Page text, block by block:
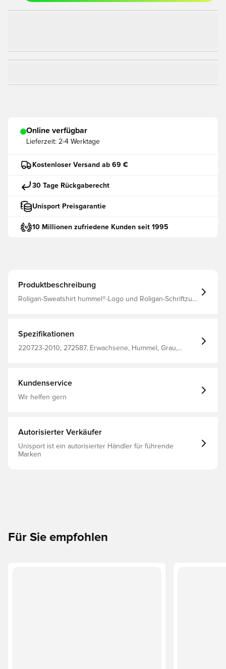
Online verfügbar
Lieferzeit: 2-4 Werktage
Kostenloser Versand ab 69 €
30 Tage Rückgaberecht
Unisport Preisgarantie
10 Millionen zufriedene Kunden seit 1995
Produktbeschreibung
Roligan-Sweatshirt hummel®-Logo und Roligan-Schriftzug
Spezifikationen
220723-2010, 272587, Erwachsene, Hummel, Grau,
Kundenservice
Wir helfen gern
Autorisierter Verkäufer
Unisport ist ein autorisierter Händler für führende
Marken
Für Sie empfohlen